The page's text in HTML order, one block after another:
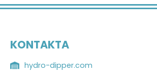
KONTAKTA
hydro-dipper.com